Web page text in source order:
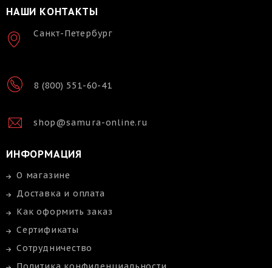
НАШИ КОНТАКТЫ
Санкт-Петербург
8 (800) 551-60-41
shop@samura-online.ru
ИНФОРМАЦИЯ
О магазине
Доставка и оплата
Как оформить заказ
Сертификаты
Сотрудничество